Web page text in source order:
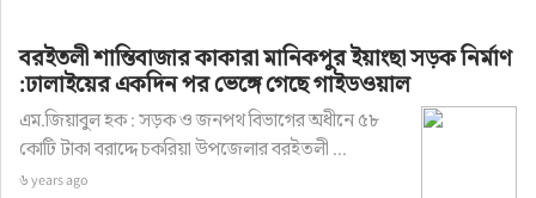
বরইতলী শান্তিবাজার কাকারা মানিকপুর ইয়াংছা সড়ক নির্মাণ
:ঢালাইয়ের একদিন পর ভেঙ্গে গেছে গাইডওয়াল
এম.জিয়াবুল হক : সড়ক ও জনপথ বিভাগের অধীনে ৫৮
কোটি টাকা বরাদ্দে চকরিয়া উপজেলার বরইতলী ...
৬ years ago